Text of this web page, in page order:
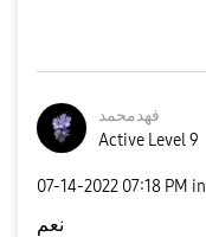
فهدمحمد
Active Level 9
‎07-14-2022 07:18 PM in
نعم